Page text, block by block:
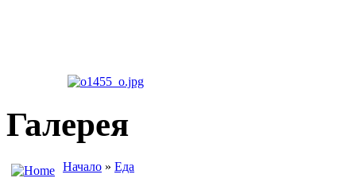
Галерея
Начало » Еда